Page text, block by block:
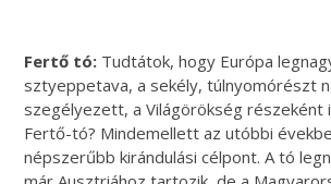
Fertő tó: Tudtátok, hogy Európa
sztyeppetava, a sekély, túlnyomórészt
szegélyezett, a Világörökség
Fertő-tó? Mindemellett az utóbbi
népszerűbb kirándulási célpont. A tó